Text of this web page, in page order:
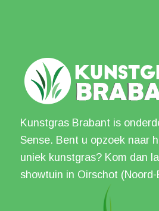
Kunstgras Brabant is
Sense. Bent u opzoek naar
uniek kunstgras? Kom dan
showtuin in Oirschot